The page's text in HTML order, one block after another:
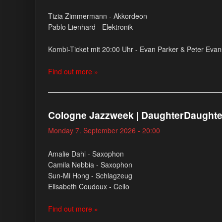
Tizia Zimmermann - Akkordeon
Pablo Lienhard - Elektronik
Kombi-Ticket mit 20:00 Uhr - Evan Parker & Peter
Find out more »
Cologne Jazzweek |
Monday 7. September 2026 - 20:00
Amalie Dahl - Saxophon
Camila Nebbia - Saxophon
Sun-Mi Hong - Schlagzeug
Elisabeth Coudoux - Cello
Find out more »